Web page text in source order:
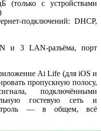
(только с устройствами
подключений: DHCP,
и 3 LAN-разъёма, порт
Ai Life (для iOS и
пропускную полосу,
подключёнными
гостевую сеть и
— в общем, всё